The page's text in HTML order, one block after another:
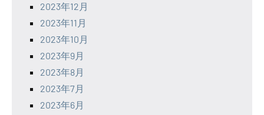
2023年12月
2023年11月
2023年10月
2023年9月
2023年8月
2023年7月
2023年6月